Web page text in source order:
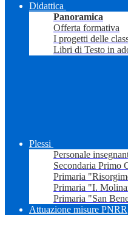
Didattica
Panoramica
Offerta formativa
I progetti delle
Libri di Testo in
Plessi
Personale
Secondaria Primo
Primaria
Primaria "I.
Primaria "San
Attuazione misure PNRR